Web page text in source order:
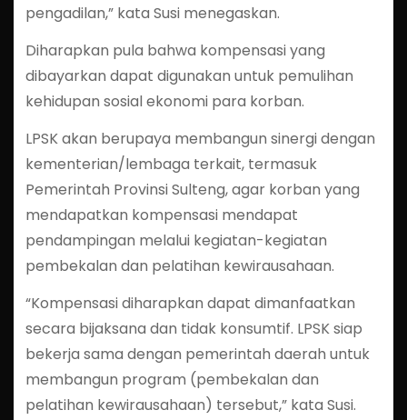
pengadilan,” kata Susi menegaskan.
Diharapkan pula bahwa kompensasi yang
dibayarkan dapat digunakan untuk pemulihan
kehidupan sosial ekonomi para korban.
LPSK akan berupaya membangun sinergi dengan
kementerian/lembaga terkait, termasuk
Pemerintah Provinsi Sulteng, agar korban yang
mendapatkan kompensasi mendapat
pendampingan melalui kegiatan-kegiatan
pembekalan dan pelatihan kewirausahaan.
“Kompensasi diharapkan dapat dimanfaatkan
secara bijaksana dan tidak konsumtif. LPSK siap
bekerja sama dengan pemerintah daerah untuk
membangun program (pembekalan dan
pelatihan kewirausahaan) tersebut,” kata Susi.